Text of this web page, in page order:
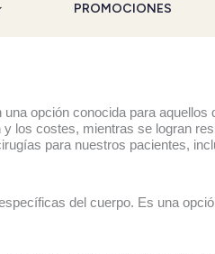
PROMOCIONES
opción conocida para
los costes, mientras se logran
para nuestros pacientes,
del cuerpo. Es una